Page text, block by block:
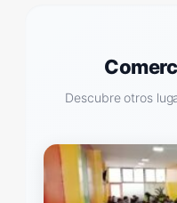
Descubre otros